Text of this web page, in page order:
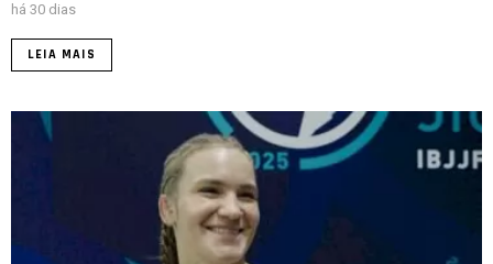
há 30 dias
LEIA MAIS